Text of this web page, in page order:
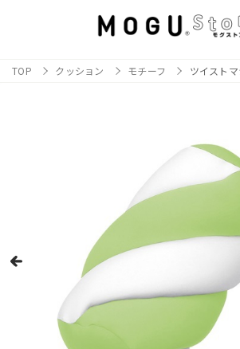
TOP クッション モチーフ ツイスト